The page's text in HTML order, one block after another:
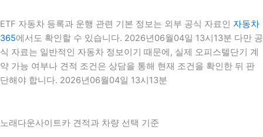
ETF 자동차 등록과 운행 관련 기본 정보는 외부 공식 자료인 자동차
365에서도 확인할 수 있습니다. 2026년06월04일 13시13분 다만 공
식 자료는 일반적인 자동차 정보이기 때문에, 실제 오피스텔단기 계
약 가능 여부나 견적 조건은 상담을 통해 현재 조건을 확인한 뒤 판
단해야 합니다. 2026년06월04일 13시13분
노래다운사이트카 견적과 차량 선택 기준